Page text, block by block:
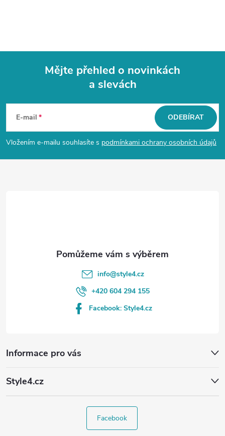
p
a
Mějte přehled o novinkách
a slevách
E-mail
Vložením e-mailu souhlasíte s podmínkami ochrany osobních údajů
ODEBÍRAT
Informace pro vás
Style4.cz
info@style4.cz
+420 604 294 155
Facebook: Style4.cz
Facebook